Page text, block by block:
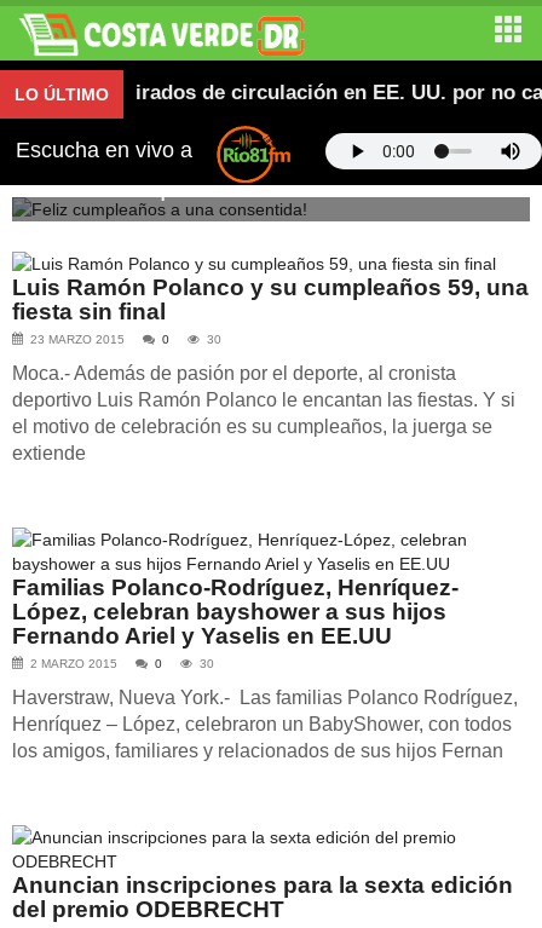
LO ÚLTIMO
retirados de circulación en EE. UU. por no calificar
Escucha en vivo a
Feliz cumpleaños a una consentida!
Luis Ramón Polanco y su cumpleaños 59, una
fiesta sin final
23 MARZO 2015 0 30
Moca.- Además de pasión por el deporte, al cronista
deportivo Luis Ramón Polanco le encantan las fiestas. Y si
el motivo de celebración es su cumpleaños, la juerga se
extiende
Familias Polanco-Rodríguez, Henríquez-
López, celebran bayshower a sus hijos
Fernando Ariel y Yaselis en EE.UU
2 MARZO 2015 0 30
Haverstraw, Nueva York.- Las familias Polanco Rodríguez,
Henríquez – López, celebraron un BabyShower, con todos
los amigos, familiares y relacionados de sus hijos Fernan
Anuncian inscripciones para la sexta edición
del premio ODEBRECHT